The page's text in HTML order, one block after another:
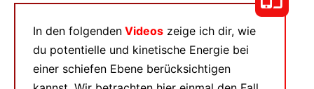
In den folgenden Videos zeige ich dir, wie
du potentielle und kinetische Energie bei
einer schiefen Ebene berücksichtigen